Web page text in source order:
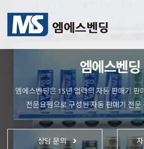
엠에스벤딩
엠에스벤딩은 15년 업력의 자동 판매기 판
전문요원으로 구성된 자동 판매기 전문
상담 문의